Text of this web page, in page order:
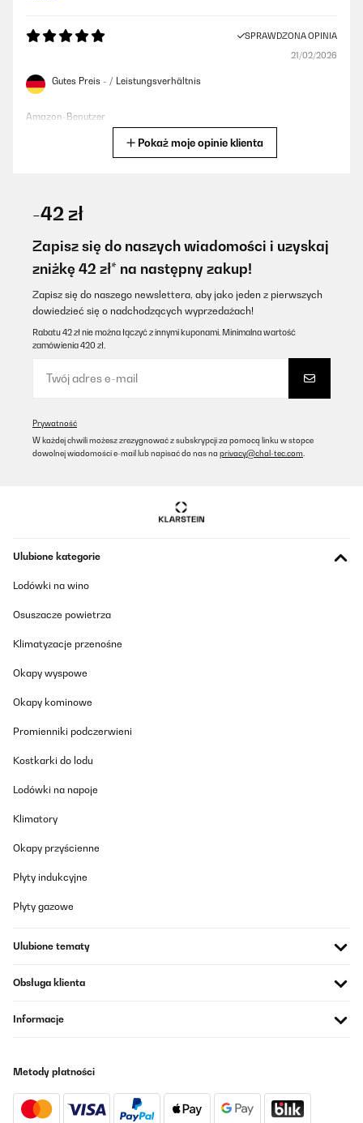
SPRAWDZONA OPINIA
21/02/2026
Gutes Preis - / Leistungsverhältnis
Amazon-Benutzer
darf man nicht erwarten das man mit 160 Watt einen großen
Raum heizen kann. Aber in meinem Partyraum ist sie als
Frostschutz verbaut und bringt immerhin 5 Grad mehr
Temperatur in den Raum ohne die Kosten explodieren zu lassen.
Amazon-Benutzer
Tłumacz
neben dem Bett. Es wird sofort angenehm warm und die App
Steuerung und Verbindung funktioniert sehr gut!
Das Thema Infrarot Heizung zieht bei mir zum ersten mal
ein.Mein Ziel ist Eine Notheizung für einen Stromausfall zu haben.
Zimmer im Winter warm. Ist zwar dafür nicht gedacht
Tłumacz
infrarrojos, no calienta el aire como un calefactor tradicional,
cómodo y no reseca el ambiente.Los 700 W rinden bien, pero es
par de metros. Por eso es ideal colocarlo en la zona superior del
directa. Si lo instalas a tres metros o más, la sensación térmica
disminuye bastante y no calienta tanto la estancia.La
programarlo o ajustar la temperatura desde el móvil. La
ventilador, es totalmente silencioso, perfecto para trabajar, leer
pared no ocupa espacio. La instalación es sencilla y el panel
frontal se limpia fácilmente.En conjunto, un radiador muy
directo y agradable, y la comodidad de controlarlo desde el
móvil, siempre teniendo en cuenta que funciona mejor cuando
Usuario/a de amazon
Pokaż moje opinie klienta
-42 zł
Zapisz się do naszych wiadomości i uzyskaj
zniżkę 42 zł* na następny zakup!
Zapisz się do naszego newslettera, aby jako jeden z pierwszych
dowiedzieć się o nadchodzących wyprzedażach!
Rabatu 42 zł nie można łączyć z innymi kuponami. Minimalna wartość
zamówienia 420 zł.
Prywatność
W każdej chwili możesz zrezygnować z subskrypcji za pomocą linku w stopce
dowolnej wiadomości e-mail lub napisać do nas na privacy@chal-tec.com
Ulubione kategorie
Lodówki na wino
Osuszacze powietrza
Klimatyzacje przenośne
Okapy wyspowe
Okapy kominowe
Promienniki podczerwieni
Kostkarki do lodu
Lodówki na napoje
Klimatory
Okapy przyścienne
Płyty indukcyjne
Płyty gazowe
Ulubione tematy
Obsługa klienta
Informacje
Metody płatności